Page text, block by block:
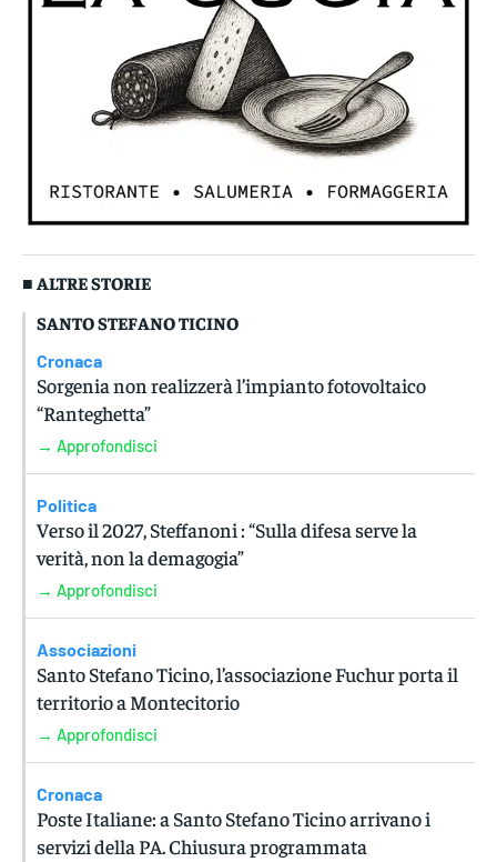
■ ALTRE STORIE
SANTO STEFANO TICINO
Cronaca
Sorgenia non realizzerà l’impianto fotovoltaico
“Ranteghetta”
→ Approfondisci
Politica
Verso il 2027, Steffanoni : “Sulla difesa serve la
verità, non la demagogia”
→ Approfondisci
Associazioni
Santo Stefano Ticino, l’associazione Fuchur porta il
territorio a Montecitorio
→ Approfondisci
Cronaca
Poste Italiane: a Santo Stefano Ticino arrivano i
servizi della PA. Chiusura programmata